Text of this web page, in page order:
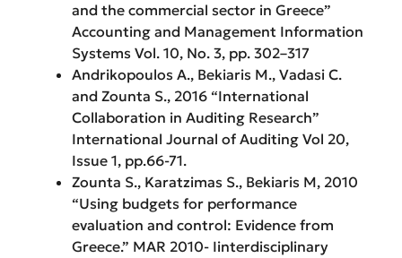
and the commercial sector in Greece”
Accounting and Management Information
Systems Vol. 10, No. 3, pp. 302–317
Andrikopoulos A., Bekiaris M., Vadasi C.
and Zounta S., 2016 “International
Collaboration in Auditing Research”
International Journal of Auditing Vol 20,
Issue 1, pp.66-71.
Zounta S., Karatzimas S., Bekiaris M, 2010
“Using budgets for performance
evaluation and control: Evidence from
Greece.” MAR 2010- Iinterdisciplinary